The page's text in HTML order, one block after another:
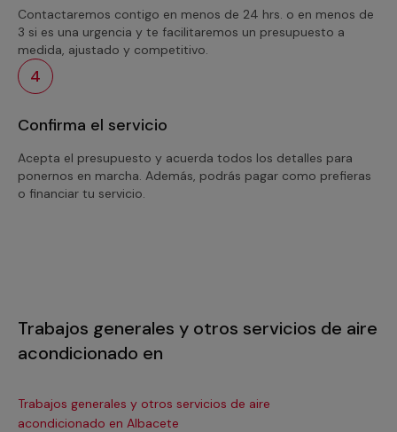
Contactaremos contigo en menos de 24 hrs. o en menos de
3 si es una urgencia y te facilitaremos un presupuesto a
medida, ajustado y competitivo.
4
Confirma el servicio
Acepta el presupuesto y acuerda todos los detalles para
ponernos en marcha. Además, podrás pagar como prefieras
o financiar tu servicio.
Trabajos generales y otros servicios de aire
acondicionado en
Trabajos generales y otros servicios de aire
acondicionado en Albacete